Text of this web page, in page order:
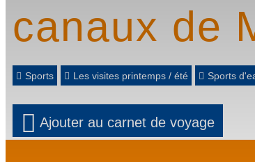
canaux de
Sports Les visites printemps / été Sports
Ajouter au carnet de voyage